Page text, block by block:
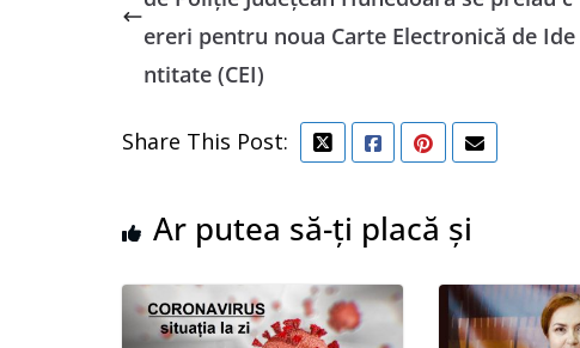
ereri pentru noua Carte Electronică de Ide
ntitate (CEI)
Share This Post:
Ar putea să-ți placă și